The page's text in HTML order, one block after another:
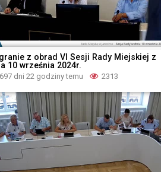
z obrad VI Sesji Rady Miejskiej z
10 września 2024r.
697 dni 22 godziny temu 2313